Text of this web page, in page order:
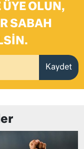
OLUN,
SABAH
Kaydet